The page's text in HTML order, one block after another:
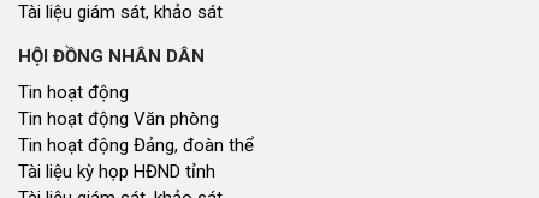
Tài liệu giám sát, khảo sát
HỘI ĐỒNG NHÂN DÂN
Tin hoạt động
Tin hoạt động Văn phòng
Tin hoạt động Đảng, đoàn thể
Tài liệu kỳ họp HĐND tỉnh